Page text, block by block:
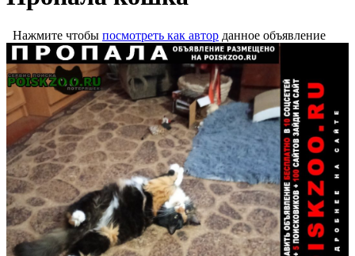
Нажмите чтобы посмотреть как автор данное объявление